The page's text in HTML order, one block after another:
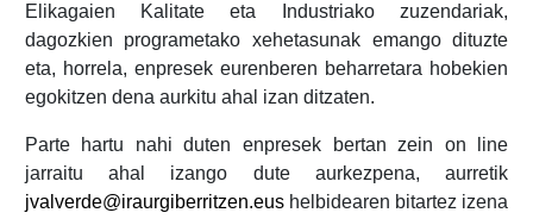
Elikagaien Kalitate eta Industriako zuzendariak,
dagozkien programetako xehetasunak emango dituzte
eta, horrela, enpresek eurenberen beharretara hobekien
egokitzen dena aurkitu ahal izan ditzaten.
Parte hartu nahi duten enpresek bertan zein on line
jarraitu ahal izango dute aurkezpena, aurretik
jvalverde@iraurgiberritzen.eushelbidearen bitartez izena